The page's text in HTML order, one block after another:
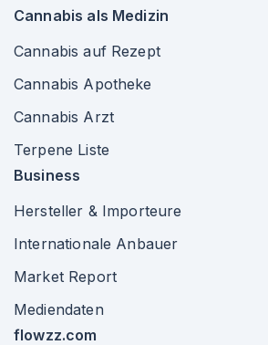
Cannabis als Medizin
Cannabis auf Rezept
Cannabis Apotheke
Cannabis Arzt
Terpene Liste
Business
Hersteller & Importeure
Internationale Anbauer
Market Report
Mediendaten
flowzz.com